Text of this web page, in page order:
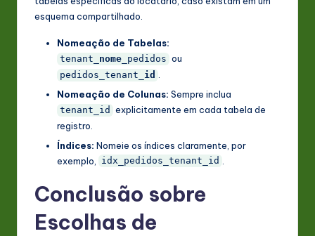
esquema compartilhado.
Nomeação de Tabelas:
tenant_ nome_pedidos ou
pedidos_tenant_ id .
Nomeação de Colunas: Sempre inclua
tenant_id explicitamente em cada tabela de
registro.
Índices: Nomeie os índices claramente, por
exemplo,
idx_pedidos_tenant_id
Conclusão sobre
Escolhas de